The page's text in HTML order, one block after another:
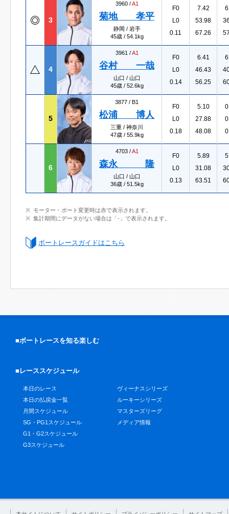
3
3960 /A1
菊地 孝平
静岡 / 岩手
45歳 / 54.1kg
F0
L0
0.11
7.42
53.98
67.26
4
3961 /A1
谷村 一哉
山口 / 山口
45歳 / 52.6kg
F0
L0
0.14
6.41
46.43
56.25
5
3877 / B1
松浦 博人
三重 / 神奈川
47歳 / 55.9kg
F0
L0
0.18
5.10
27.88
48.08
6
4703 /A1
森永 隆
山口 / 山口
36歳 / 51.5kg
F0
L0
0.13
5.89
31.08
63.51
モーター・ボート変更時は赤で表示されます。
集計期間にデータがない場合は「-」で表示されます。
ボートレースガイドはこちら
■ボートレースを知る楽しむ
■レーススケジュール
本日のレース
本日の払戻金一覧
月間スケジュール
SG・PG1スケジュール
G1・G2スケジュール
G3スケジュール
ヴィーナスシリーズ
ルーキーシリーズ
マスターズリーグ
メディア情報